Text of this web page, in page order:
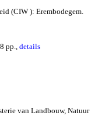
(CIW ): Erembodegem.
pp., details
van Landbouw, Natuur